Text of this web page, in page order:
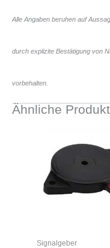
Alle Angaben beruhen auf
durch explizite Bestätigung von
vorbehalten.
Ähnliche
Signalgeber